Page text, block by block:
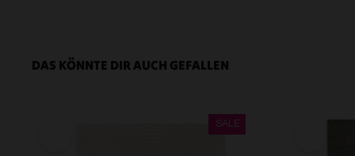
DAS KÖNNTE DIR AUCH GEFALLEN